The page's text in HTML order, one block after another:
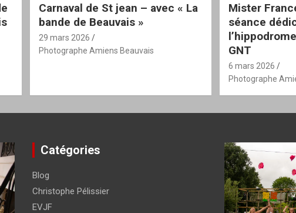
Carnaval de St jean – avec « La
bande de Beauvais »
29 mars 2026
Photographe Amiens Beauvais
Mister
séance
GNT
6 mars 2026
Photographe
Catégories
Blog
Christophe Pélissier
EVJF